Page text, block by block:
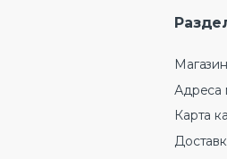
Магазин
Адреса
Карта